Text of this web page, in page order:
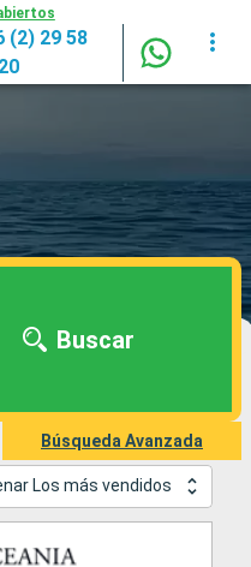
(2) 29 58
Buscar
Búsqueda Avanzada
Los más vendidos